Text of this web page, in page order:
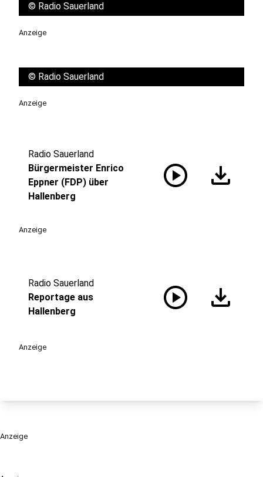
© Radio Sauerland
Anzeige
© Radio Sauerland
Anzeige
Radio Sauerland
Bürgermeister Enrico
Eppner (FDP) über
Hallenberg
play_circle download
Anzeige
Radio Sauerland
Reportage aus
Hallenberg
play_circle download
Anzeige
Anzeige